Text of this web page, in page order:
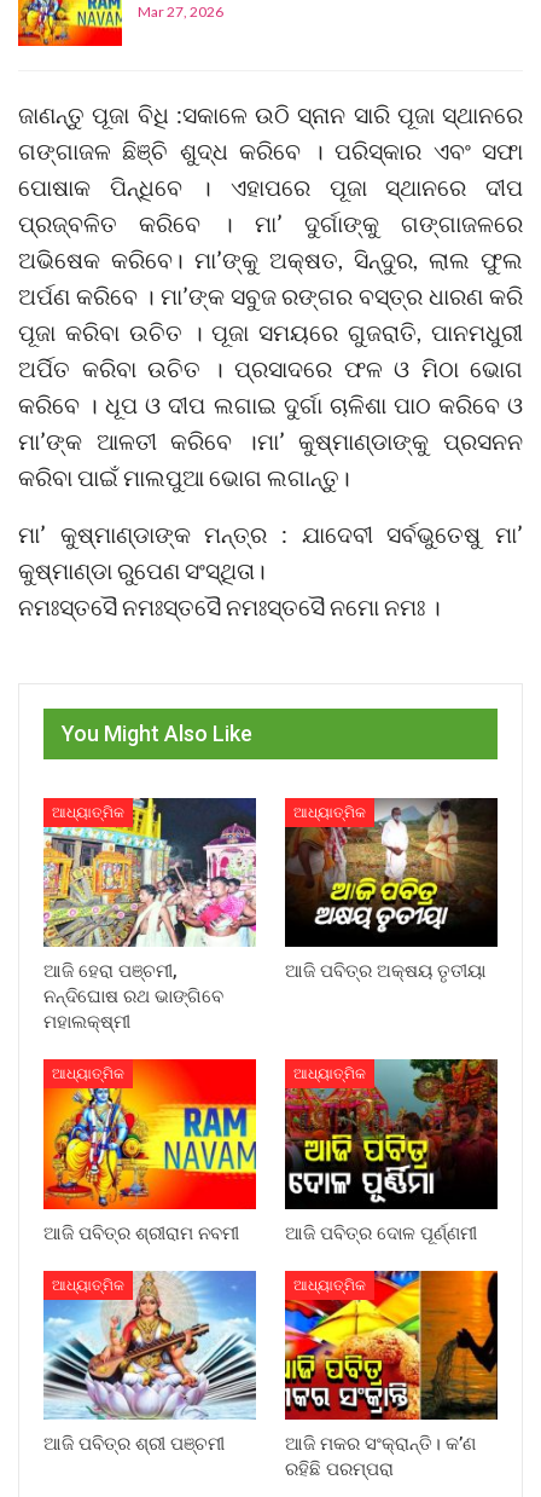
Mar 27, 2026
ଜାଣନ୍ତୁ ପୂଜା ବିଧି :ସକାଳେ ଉଠି ସ୍ନାନ ସାରି ପୂଜା ସ୍ଥାନରେ
ଗଙ୍ଗାଜଳ ଛିଞ୍ଚି ଶୁଦ୍ଧ କରିବେ । ପରିସ୍କାର ଏବଂ ସଫା
ପୋଷାକ ପିନ୍ଧିବେ । ଏହାପରେ ପୂଜା ସ୍ଥାନରେ ଦୀପ
ପ୍ରଜ୍ବଳିତ କରିବେ । ମା’ ଦୁର୍ଗାଙ୍କୁ ଗଙ୍ଗାଜଳରେ
ଅଭିଷେକ କରିବେ। ମା’ଙ୍କୁ ଅକ୍ଷତ, ସିନ୍ଦୁର, ଲାଲ ଫୁଲ
ଅର୍ପଣ କରିବେ । ମା’ଙ୍କ ସବୁଜ ରଙ୍ଗର ବସ୍ତ୍ର ଧାରଣ କରି
ପୂଜା କରିବା ଉଚିତ । ପୂଜା ସମୟରେ ଗୁଜରାତି, ପାନମଧୁରୀ
ଅର୍ପିତ କରିବା ଉଚିତ । ପ୍ରସାଦରେ ଫଳ ଓ ମିଠା ଭୋଗ
କରିବେ । ଧୂପ ଓ ଦୀପ ଲଗାଇ ଦୁର୍ଗା ଚାଳିଶା ପାଠ କରିବେ ଓ
ମା’ଙ୍କ ଆଳତୀ କରିବେ ।ମା’ କୁଷ୍ମାଣ୍ଡାଙ୍କୁ ପ୍ରସନନ
କରିବା ପାଇଁ ମାଲପୁଆ ଭୋଗ ଲଗାନ୍ତୁ।
ମା’ କୁଷ୍ମାଣ୍ଡାଙ୍କ ମନ୍ତ୍ର : ଯାଦେବୀ ସର୍ବଭୁତେଷୁ ମା’
କୁଷ୍ମାଣ୍ଡା ରୁପେଣ ସଂସ୍ଥିତା।
ନମଃସ୍ତସୈ ନମଃସ୍ତସୈ ନମଃସ୍ତସୈ ନମୋ ନମଃ ।
You Might Also Like
ଆଧ୍ୟାତ୍ମିକ
ଆଜି ହେରା ପଞ୍ଚମୀ,
ନନ୍ଦିଘୋଷ ରଥ ଭାଙ୍ଗିବେ
ମହାଲକ୍ଷ୍ମୀ
ଆଧ୍ୟାତ୍ମିକ
ଆଜି ପବିତ୍ର ଅକ୍ଷୟ ତୃତୀୟା
ଆଧ୍ୟାତ୍ମିକ
ଆଜି ପବିତ୍ର ଶ୍ରୀରାମ ନବମୀ
ଆଧ୍ୟାତ୍ମିକ
ଆଜି ପବିତ୍ର ଦୋଳ ପୂର୍ଣ୍ଣମୀ
ଆଧ୍ୟାତ୍ମିକ
ଆଜି ପବିତ୍ର ଶ୍ରୀ ପଞ୍ଚମୀ
ଆଧ୍ୟାତ୍ମିକ
ଆଜି ମକର ସଂକ୍ରାନ୍ତି। କ’ଣ
ରହିଛି ପରମ୍ପରା